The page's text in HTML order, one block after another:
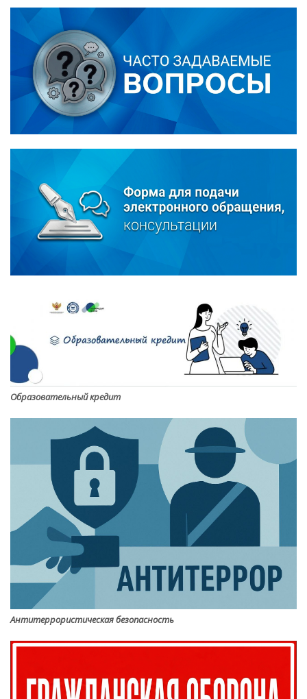
Образовательный кредит
Антитеррористическая безопасность